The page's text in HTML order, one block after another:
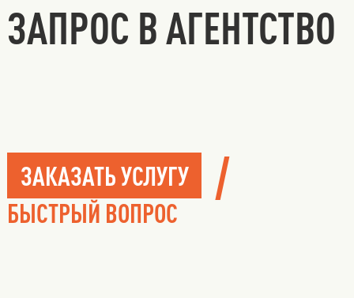
ЗАПРОС В АГЕНТСТВО
ЗАКАЗАТЬ УСЛУГУ /
БЫСТРЫЙ ВОПРОС